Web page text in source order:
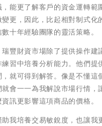
能更了解客戶的資金運轉範
更，因此，比起相對制式化
十年經驗團隊的靈活策略。
豐財資市場除了提供操作建
習中培養分析能力。他們提
就可得到解答。像是不懂這
會一一為我解說市場行情，
訊更影響這項商品的價格。
我培養交易敏銳度，也讓我